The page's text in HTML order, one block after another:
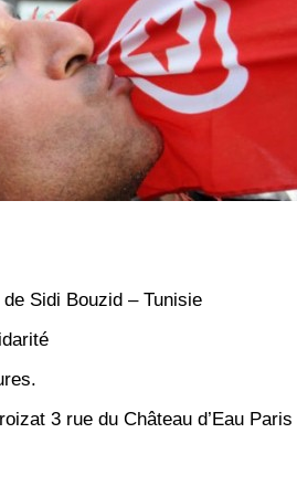
Sidi Bouzid – Tunisie
3 rue du Château d’Eau Paris